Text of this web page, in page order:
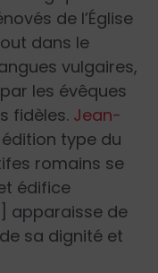
de l’Église
dans le
vulgaires,
les évêques
fidèles. Jean-
type du
romains se
édifice
apparaisse de
sa dignité et